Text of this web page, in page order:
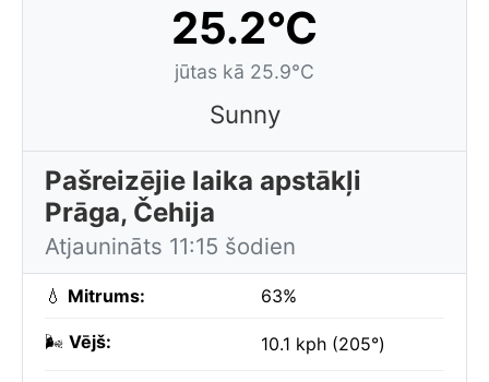
25.2°C
jūtas kā 25.9°C
Sunny
Pašreizējie laika apstākļi
Prāga, Čehija
Atjaunināts 11:15 šodien
💧 Mitrums: 63%
🌬️ Vējš: 10.1 kph (205°)